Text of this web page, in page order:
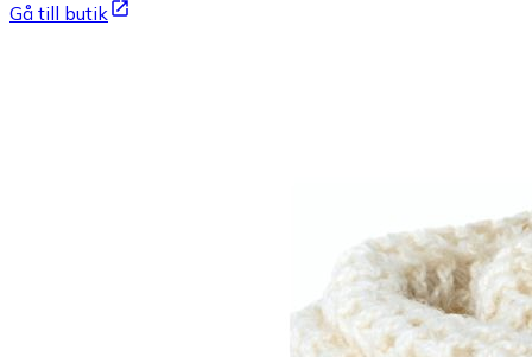
Gå till butik